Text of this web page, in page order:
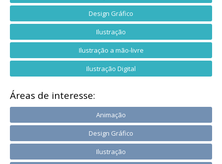
Design Gráfico
Ilustração
Ilustração a mão-livre
Ilustração Digital
Áreas de interesse:
Animação
Design Gráfico
Ilustração